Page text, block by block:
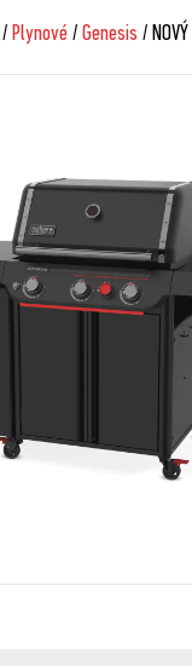
Plynové/ Genesis /